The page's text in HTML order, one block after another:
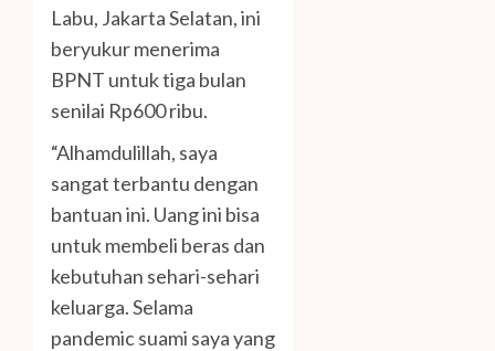
Labu, Jakarta Selatan, ini
beryukur menerima
BPNT untuk tiga bulan
senilai Rp600 ribu.
“Alhamdulillah, saya
sangat terbantu dengan
bantuan ini. Uang ini bisa
untuk membeli beras dan
kebutuhan sehari-sehari
keluarga. Selama
pandemic suami saya yang